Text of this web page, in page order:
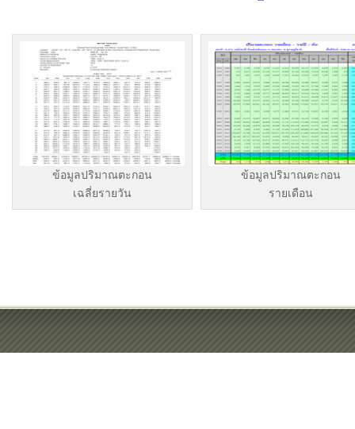
ข้อมูลปริมาณตะกอน
เฉลี่ยรายวัน
ข้อมูลปริมาณตะกอน
รายเดือน